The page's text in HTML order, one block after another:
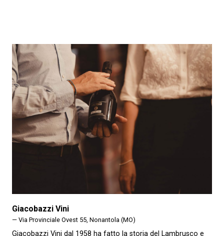
Giacobazzi Vini
— Via Provinciale Ovest 55, Nonantola (MO)
Giacobazzi Vini dal 1958 ha fatto la storia del Lambrusco e